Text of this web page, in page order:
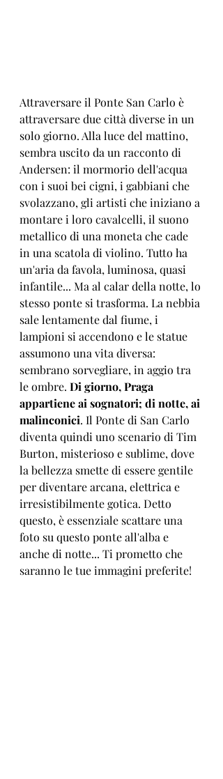
Attraversare il Ponte San Carlo è
attraversare due città diverse in un
solo giorno. Alla luce del mattino,
sembra uscito da un racconto di
Andersen: il mormorio dell'acqua
con i suoi bei cigni, i gabbiani che
svolazzano, gli artisti che iniziano a
montare i loro cavalcelli, il suono
metallico di una moneta che cade
in una scatola di violino. Tutto ha
un'aria da favola, luminosa, quasi
infantile... Ma al calar della notte, lo
stesso ponte si trasforma. La nebbia
sale lentamente dal fiume, i
lampioni si accendono e le statue
assumono una vita diversa:
sembrano sorvegliare, in aggio tra
le ombre. Di giorno, Praga
appartiene ai sognatori; di notte, ai
malinconici. Il Ponte di San Carlo
diventa quindi uno scenario di Tim
Burton, misterioso e sublime, dove
la bellezza smette di essere gentile
per diventare arcana, elettrica e
irresistibilmente gotica. Detto
questo, è essenziale scattare una
foto su questo ponte all'alba e
anche di notte... Ti prometto che
saranno le tue immagini preferite!